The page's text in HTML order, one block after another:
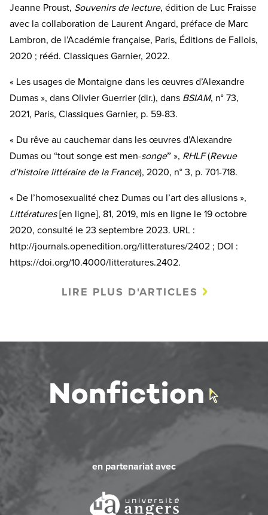
Jeanne Proust, Souvenirs de lecture, édition de Luc Fraisse
avec la collaboration de Laurent Angard, préface de Marc
Lambron, de l’Académie française, Paris, Éditions de Fallois,
2020 ; rééd. Classiques Garnier, 2022.
« Les usages de Montaigne dans les œuvres d’Alexandre
Dumas », dans Olivier Guerrier (dir.), dans BSIAM, n° 73,
2021, Paris, Classiques Garnier, p. 59-83.
« Du rêve au cauchemar dans les œuvres d’Alexandre
Dumas ou “tout songe est men-songeˮ », RHLF(Revue
d’histoire littéraire de la France), 2020, n° 3, p. 701-718.
« De l’homosexualité chez Dumas ou l’art des allusions »,
Littératures[en ligne], 81, 2019, mis en ligne le 19 octobre
2020, consulté le 23 septembre 2023. URL :
http://journals.openedition.org/litteratures/2402 ; DOI :
https://doi.org/10.4000/litteratures.2402.
LIRE PLUS D'ARTICLES
en partenariat avec